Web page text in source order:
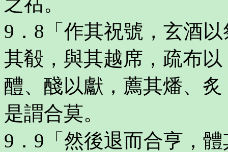
9．8「作其祝號，玄酒
其殽，與其越席，疏布
醴、醆以獻，薦其燔、
是謂合莫。
9．9「然後退而合亨，